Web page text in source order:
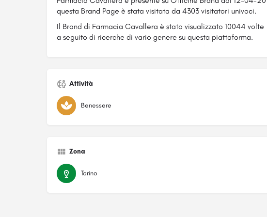
questa Brand Page è stata visitata da 4303 visitatori univoci.
Il Brand di Farmacia Cavallera è stato visualizzato 10044 volte
a seguito di ricerche di vario genere su questa piattaforma.
Attività
Benessere
Zona
Torino